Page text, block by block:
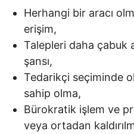
Herhangi bir aracı
erişim,
Talepleri daha çabuk
şansı,
Tedarikçi seçiminde
sahip olma,
Bürokratik işlem ve
veya ortadan